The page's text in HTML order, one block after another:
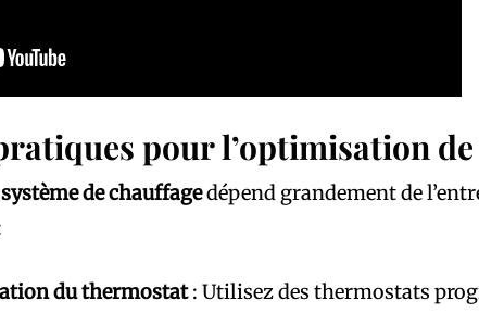
pour l’optimisation
système de chauffagedépend grandement de
du thermostat: Utilisez des thermostats